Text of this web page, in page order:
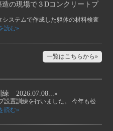
の現場で３Dコンクリートプ
システムで作成した躯体の材料検査
読む»
一覧はこちらから»
練 2026.07.08...»
置訓練を行いました。 今年も松
読む»